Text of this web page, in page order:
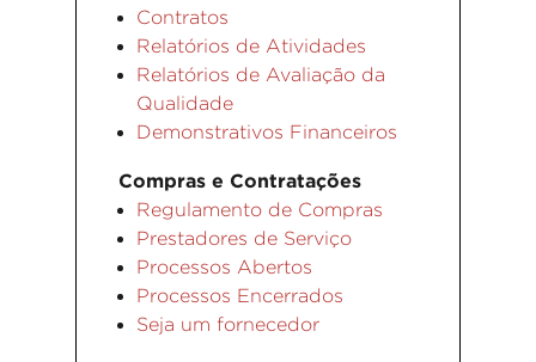
Contratos
Relatórios de Atividades
Relatórios de Avaliação da
Qualidade
Demonstrativos Financeiros
Compras e Contratações
Regulamento de Compras
Prestadores de Serviço
Processos Abertos
Processos Encerrados
Seja um fornecedor